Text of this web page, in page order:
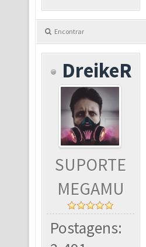
Encontrar
DreikeR
SUPORTE
MEGAMU
Postagens: